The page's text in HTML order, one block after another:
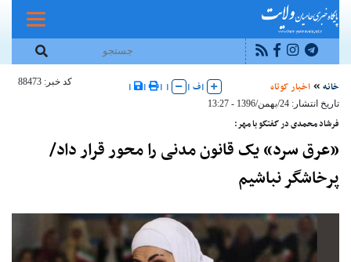
خانه اخبار کوتاه |ف |
|
|
|
|
کد خبر: 88473
تاریخ انتشار: 24/بهمن/1396 - 13:27
فرشاد محمدی در گفتگو با مهر:
«عرق سرد» یک قانون مدنی را محور قرار داد/
پرخاشگر نباشیم